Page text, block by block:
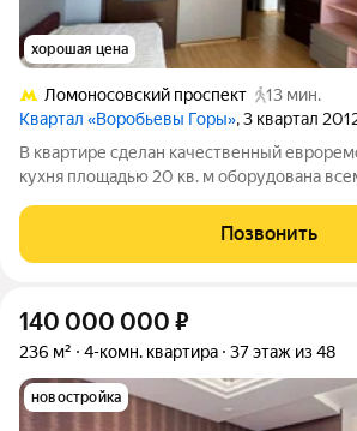
хорошая цена
Ломоносовский проспект
13 мин.
Квартал «Воробьевы Горы», 3 квартал
В квартире сделан качественный
кухня площадью 20 кв. м оборудована
санузла, что особенно удобно для
приеме гостей. Окна выходят
Позвонить
140 000 000 ₽
236 м² 4-комн. квартира 37 этаж из 48
новостройка